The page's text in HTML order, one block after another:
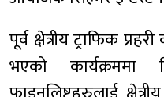
पूर्व क्षेत्रीय ट्राफिक
भएको कार्यक्रममा